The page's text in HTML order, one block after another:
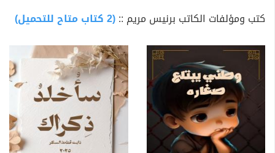
كتب ومؤلفات الكاتب برنيس مريم ::(2 كتاب متاح للتحميل)